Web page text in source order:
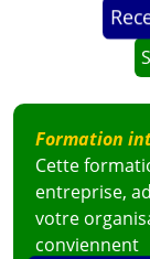
Formation
Cette
entreprise,
votre
conviennent